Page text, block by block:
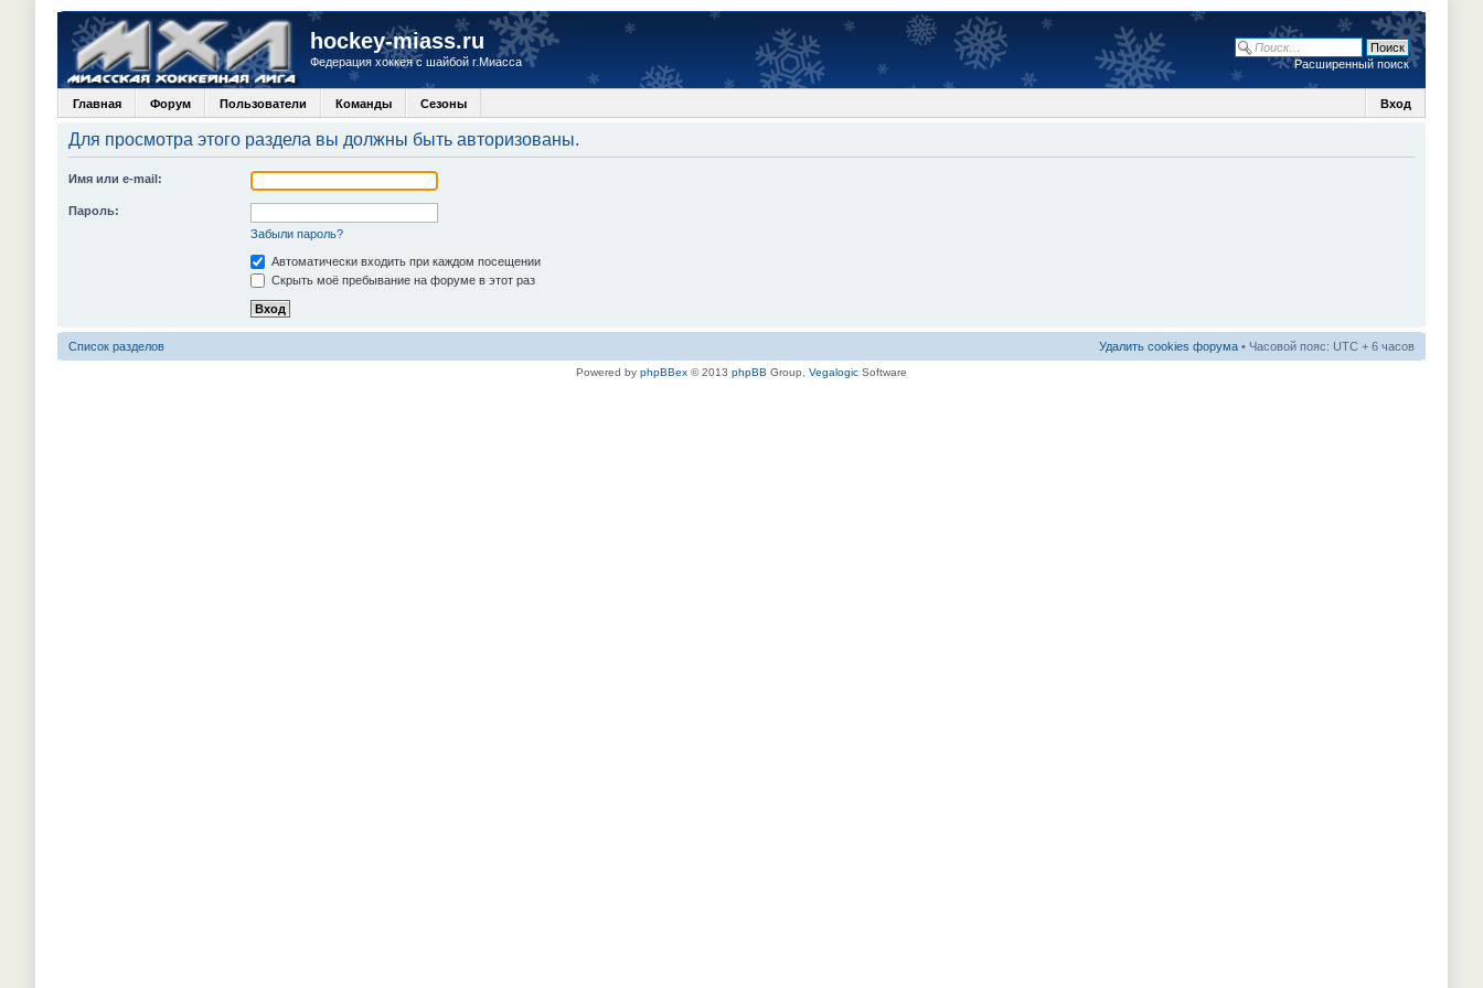
hockey-miass.ru
Федерация хоккея с шайбой г.Миасса Расширенный поиск
Главная Форум Пользователи Команды Сезоны Вход
Для просмотра этого раздела вы должны быть авторизованы.
Имя или e-mail:
Пароль:
Забыли пароль?
Автоматически входить при каждом посещении
Скрыть моё пребывание на форуме в этот раз
Список разделов Удалить cookies форума • Часовой пояс: UTC + 6 часов
Powered by phpBBex © 2013 phpBB Group, Vegalogic Software